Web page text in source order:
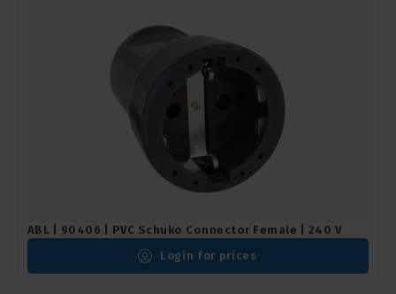
ABL | 90406 | PVC Schuko Connector Female | 240 V
Login for prices